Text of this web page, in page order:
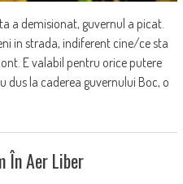
a demisionat, guvernul a picat.
in strada, indiferent cine/ce sta
E valabil pentru orice putere
dus la caderea guvernului Boc, o
În Aer Liber